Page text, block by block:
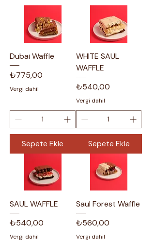
Dubai Waffle
Fiyat
₺775,00
Vergi dahil
Sepete Ekle
WHITE SAUL
WAFFLE
Fiyat
₺540,00
Vergi dahil
Sepete Ekle
SAUL WAFFLE
Fiyat
₺540,00
Vergi dahil
Saul Forest Waffle
Fiyat
₺560,00
Vergi dahil